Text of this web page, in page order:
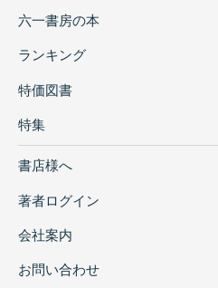
六一書房の本
ランキング
特価図書
特集
書店様へ
著者ログイン
会社案内
お問い合わせ